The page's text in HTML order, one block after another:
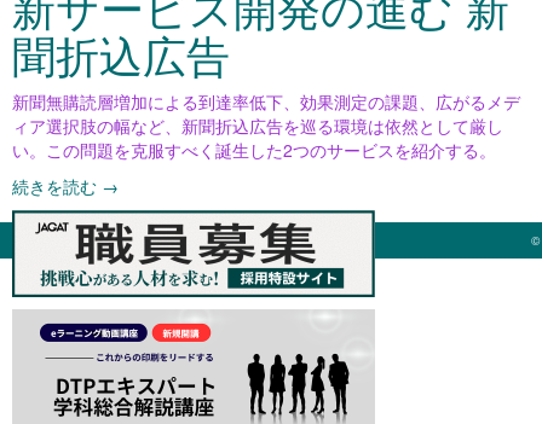
聞折込広告
新聞無購読層増加による到達率低下、効果測定の課題、広がるメデ
ィア選択肢の幅など、新聞折込広告を巡る環境は依然として厳し
い。この問題を克服すべく誕生した2つのサービスを紹介する。
続きを読む →
©